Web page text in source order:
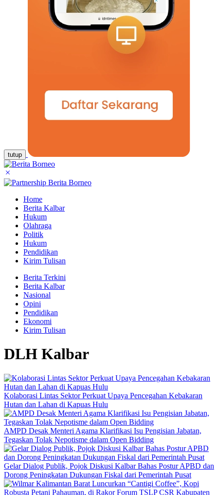
tutup
Home
Berita Kalbar
Hukum
Olahraga
Politik
Hukum
Pendidikan
Kirim Tulisan
Berita Terkini
Berita Kalbar
Nasional
Opini
Pendidikan
Ekonomi
Kirim Tulisan
DLH Kalbar
Kolaborasi Lintas Sektor Perkuat Upaya Pencegahan Kebakaran
Hutan dan Lahan di Kapuas Hulu
AMPD Desak Menteri Agama Klarifikasi Isu Pengisian Jabatan,
Tegaskan Tolak Nepotisme dalam Open Bidding
Gelar Dialog Publik, Pojok Diskusi Kalbar Bahas Postur APBD dan
Dorong Peningkatan Dukungan Fiskal dari Pemerintah Pusat